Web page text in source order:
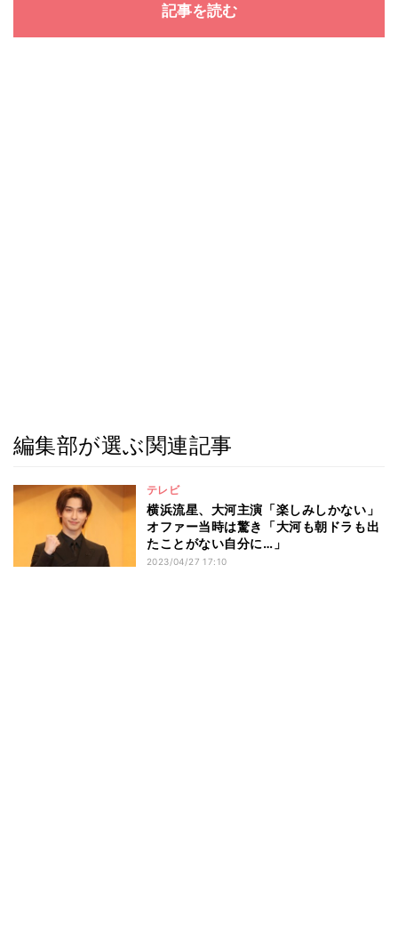
記事を読む
編集部が選ぶ関連記事
テレビ
横浜流星、大河主演「楽しみしかない」
オファー当時は驚き「大河も朝ドラも出
たことがない自分に…」
2023/04/27 17:10